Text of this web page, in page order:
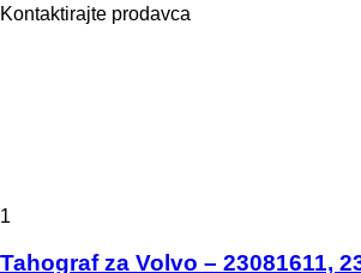
Kontaktirajte prodavca
1
Tahograf za Volvo – 23081611,